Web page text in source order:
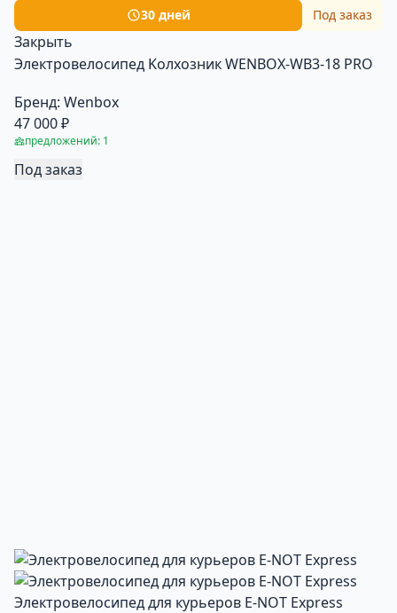
30 дней Под заказ
Закрыть
Электровелосипед Kолхозник WENBOX-WB3-18 PRO
Бренд: Wenbox
47 000 ₽
предложений: 1
Под заказ
Электровелосипед для курьеров E-NOT Express